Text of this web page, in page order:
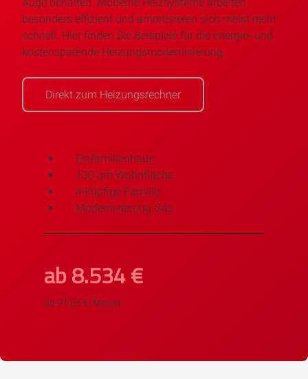
besonders effizient und amortisieren sich meist recht
schnell. Hier finden Sie Beispiele für die energie- und
kostensparende Heizungsmodernisierung.
Direkt zum Heizungsrechner
Einfamilienhaus
130 qm Wohnfläche
4-köpfige Familie
Modernisierung Gas
ab 8.534 €
ab 91,65 €/Monat